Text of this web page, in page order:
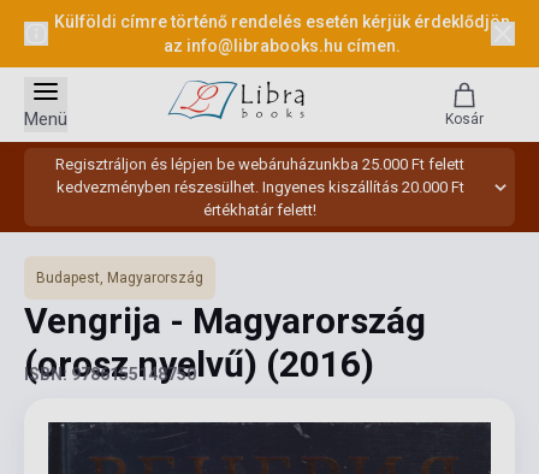
Külföldi címre történő rendelés esetén kérjük érdeklődjön
az info@librabooks.hu címen.
Regisztráljon és lépjen be webáruházunkba 25.000 Ft felett
kedvezményben részesülhet. Ingyenes kiszállítás 20.000 Ft
értékhatár felett!
Menü Kosár
Budapest, Magyarország
Vengrija - Magyarország
(orosz nyelvű) (2016)
ISBN: 9786155148750